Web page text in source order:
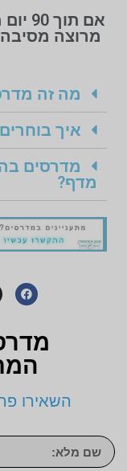
אם
מרוצה מסיבה
מה זה
איך
מדרסים
מדף?
השאירו